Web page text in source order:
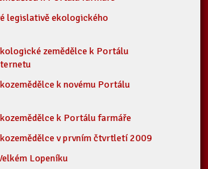
legislativě ekologického
zemědělce k Portálu
k novému Portálu
k Portálu farmáře
v prvním čtvrtletí 2009
Lopeníku